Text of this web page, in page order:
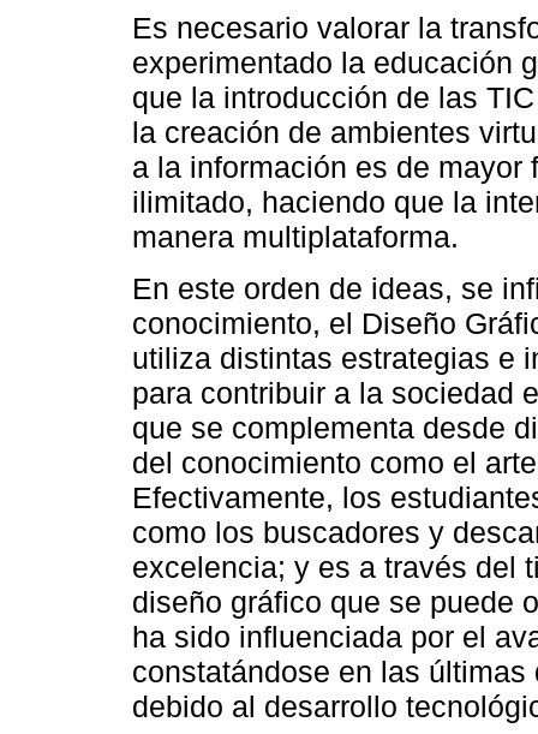
Es necesario valorar la
experimentado la educación
que la introducción de las
la creación de ambientes
a la información es de
ilimitado, haciendo que la
manera multiplataforma.
En este orden de ideas, se
conocimiento, el Diseño
utiliza distintas estrategias e
para contribuir a la sociedad
que se complementa desde
del conocimiento como el
Efectivamente, los
como los buscadores y
excelencia; y es a través del
diseño gráfico que se puede
ha sido influenciada por el
constatándose en las
debido al desarrollo